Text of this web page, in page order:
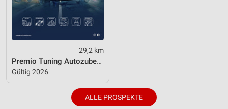
29,2 km
Premio Tuning Autozubehörkatalog 2026
Gültig 2026
ALLE PROSPEKTE
Erstellung von Profilen für personalisierte
Werbung
Verwendung von Profilen zur Auswahl
Erstellung von Profilen zur Personalisierung
von Inhalten
Verwendung von Profilen zur Auswahl
personalisierter Inhalte